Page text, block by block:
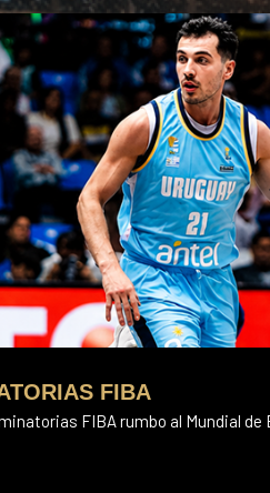
FIBA
FIBA rumbo al Mundial de